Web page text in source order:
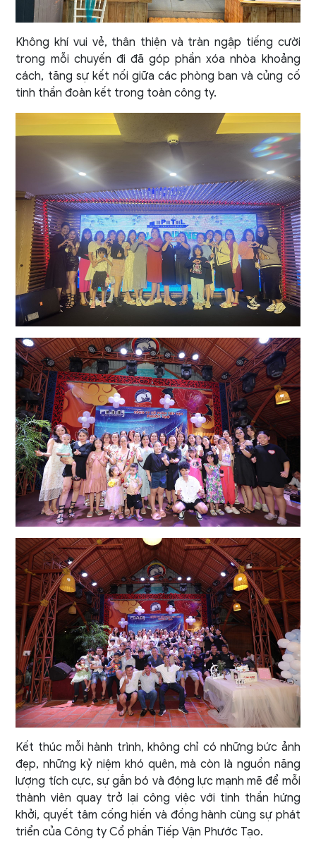
Không khí vui vẻ, thân thiện và tràn ngập tiếng cười
trong mỗi chuyến đi đã góp phần xóa nhòa khoảng
cách, tăng sự kết nối giữa các phòng ban và củng cố
tinh thần đoàn kết trong toàn công ty.
Kết thúc mỗi hành trình, không chỉ có những bức ảnh
đẹp, những kỷ niệm khó quên, mà còn là nguồn năng
lượng tích cực, sự gắn bó và động lực mạnh mẽ để mỗi
thành viên quay trở lại công việc với tinh thần hứng
khởi, quyết tâm cống hiến và đồng hành cùng sự phát
triển của Công ty Cổ phần Tiếp Vận Phước Tạo.